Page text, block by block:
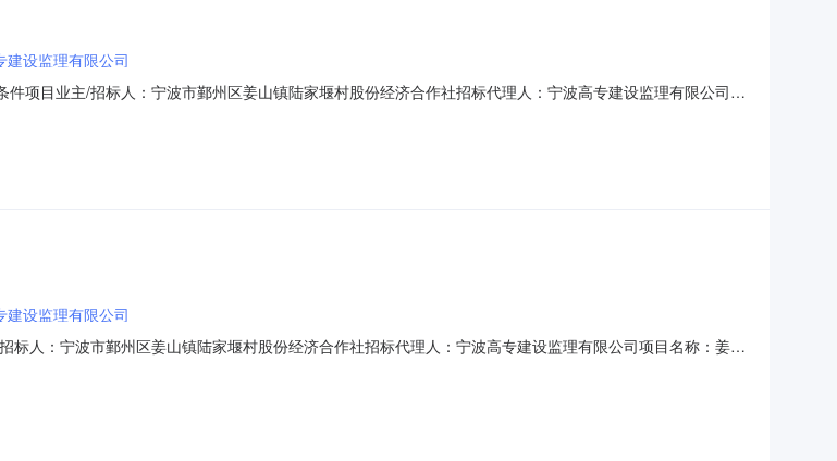
建设监理有限公司
项目业主/招标人：宁波市鄞州区姜山镇陆家堰村股份经济合作社招标代理人：宁波高专建设监理有限公司项
来源及出资比例：自筹招标范围：施工图范围内的宁波市鄞州区姜山镇陆家堰村综合服务中心装修工程施工
建设监理有限公司
人：宁波市鄞州区姜山镇陆家堰村股份经济合作社招标代理人：宁波高专建设监理有限公司项目名称：姜山
资比例：自筹招标范围：施工图范围内的姜山镇陆家堰村长廊、园路、水池工程施工总承包（具体详见施工